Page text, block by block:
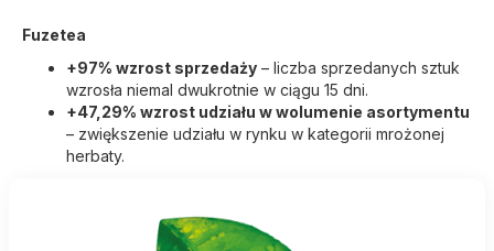
Fuzetea
+97% wzrost sprzedaży – liczba sprzedanych sztuk
wzrosła niemal dwukrotnie w ciągu 15 dni.
‍+47,29% wzrost udziału w wolumenie asortymentu
– zwiększenie udziału w rynku w kategorii mrożonej
herbaty.